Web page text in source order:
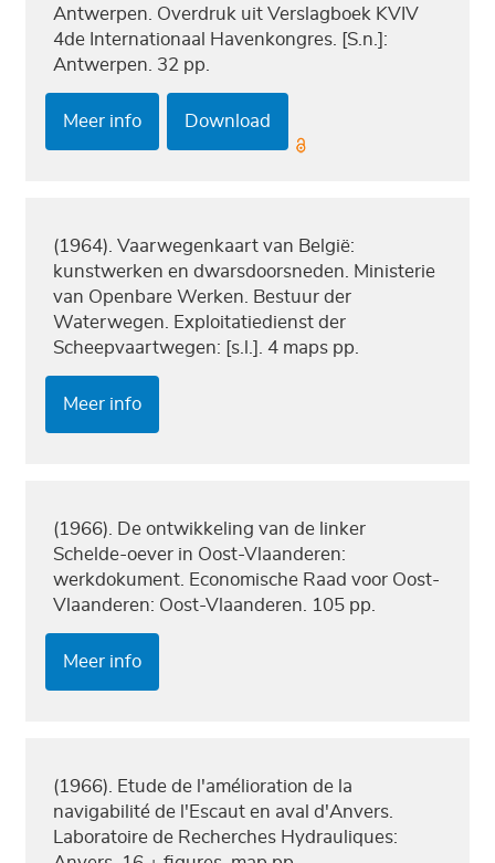
Antwerpen. Overdruk uit Verslagboek KVIV
4de Internationaal Havenkongres. [S.n.]:
Antwerpen. 32 pp.
Meer info Download
(1964). Vaarwegenkaart van België:
kunstwerken en dwarsdoorsneden. Ministerie
van Openbare Werken. Bestuur der
Waterwegen. Exploitatiedienst der
Scheepvaartwegen: [s.l.]. 4 maps pp.
Meer info
(1966). De ontwikkeling van de linker
Schelde-oever in Oost-Vlaanderen:
werkdokument. Economische Raad voor Oost-
Vlaanderen: Oost-Vlaanderen. 105 pp.
Meer info
(1966). Etude de l'amélioration de la
navigabilité de l'Escaut en aval d'Anvers.
Laboratoire de Recherches Hydrauliques: